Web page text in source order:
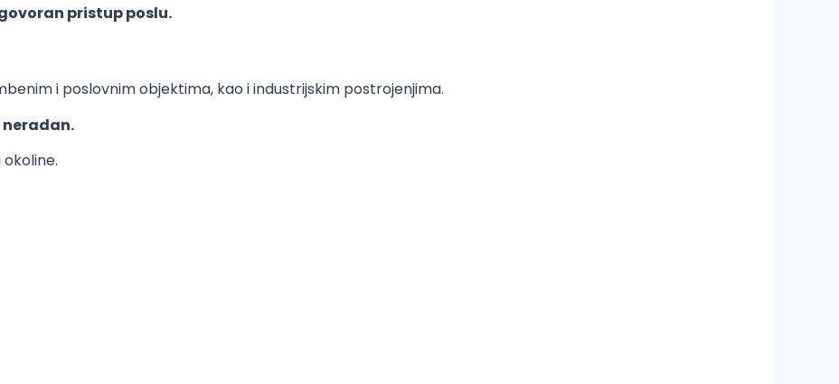
pristup poslu.
i poslovnim objektima, kao i industrijskim postrojenjima.
neradan.